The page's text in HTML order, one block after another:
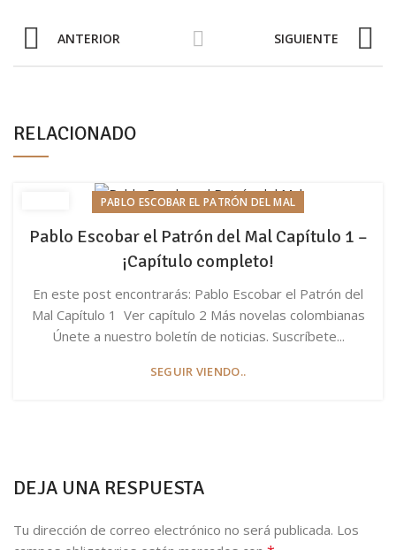
ANTERIOR SIGUIENTE
RELACIONADO
PABLO ESCOBAR EL PATRÓN DEL MAL
Pablo Escobar el Patrón del Mal Capítulo 1 –
¡Capítulo completo!
En este post encontrarás: Pablo Escobar el Patrón del
Mal Capítulo 1 Ver capítulo 2 Más novelas colombianas
Únete a nuestro boletín de noticias. Suscríbete...
SEGUIR VIENDO..
DEJA UNA RESPUESTA
Tu dirección de correo electrónico no será publicada. Los